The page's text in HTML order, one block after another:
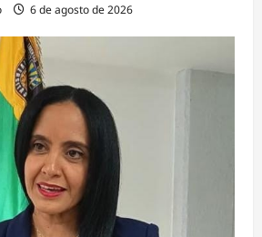
6 de agosto de 2026